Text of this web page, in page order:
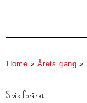
Home » Årets gang »
Spis foråret